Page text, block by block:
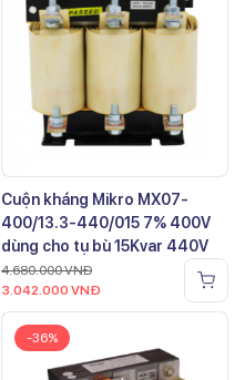
Cuộn kháng Mikro MX07-
400/13.3-440/015 7% 400V
dùng cho tụ bù 15Kvar 440V
4.680.000VNĐ
3.042.000 VNĐ
-36%